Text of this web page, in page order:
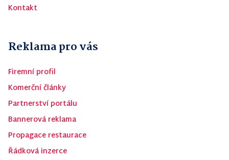
Kontakt
Reklama pro vás
Firemní profil
Komerční články
Partnerství portálu
Bannerová reklama
Propagace restaurace
Řádková inzerce